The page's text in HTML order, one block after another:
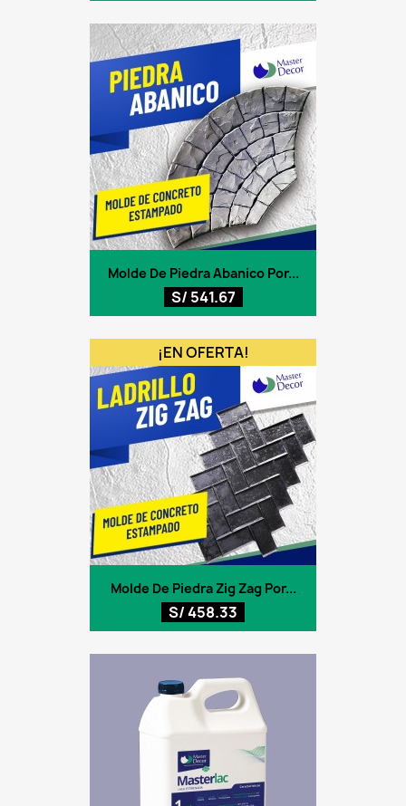
Molde De Piedra Abanico Por...
S/ 541.67
Molde De Piedra Zig Zag Por...
S/ 458.33
¡EN OFERTA!